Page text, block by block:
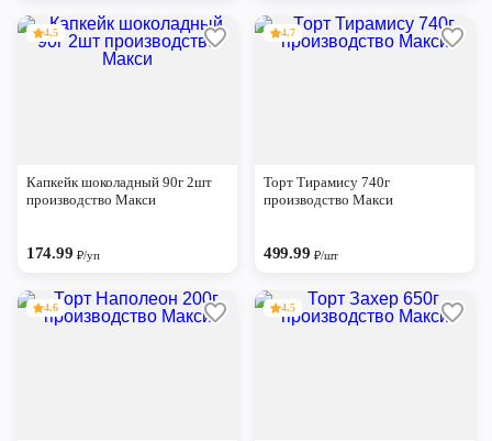
4.5
Капкейк шоколадный 90г 2шт
производство Макси
174.99 ₽/уп
4.7
Торт Тирамису 740г
производство Макси
499.99 ₽/шт
4.6 4.5